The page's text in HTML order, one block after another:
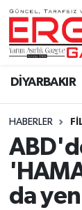
DİYARBAKIR
HABERLER
da
BİSMİL
BAĞLAR
ERGANİ
Güncel
Eği̇ti̇m
Resmi
Ergani
Ergani
Ergani
Süper
Tüm